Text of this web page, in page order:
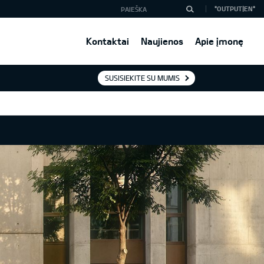
Kontaktai Naujienos Apie įmonę
*OUTPUT|EN*
SUSISIEKITE SU MUMIS